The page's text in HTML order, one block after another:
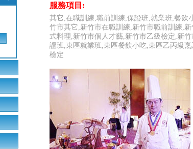
服務項目:
其它,在職訓練,職前訓練,保證班,就業班,餐飲
竹市其它,新竹市在職訓練,新竹市職前訓練,
式料理,新竹市個人才藝,新竹市乙級檢定,新
證班,東區就業班,東區餐飲小吃,東區乙丙級
檢定